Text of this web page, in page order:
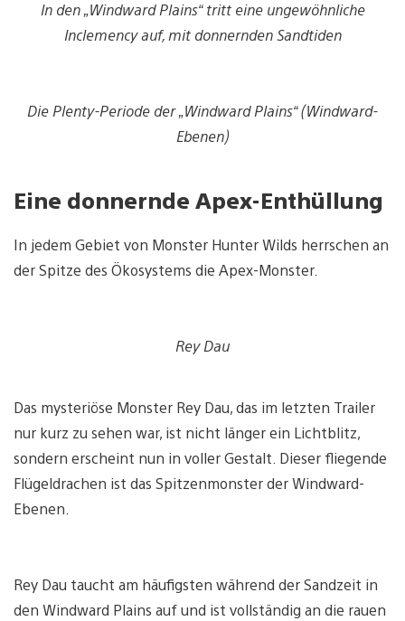
In den „Windward Plains“ tritt eine ungewöhnliche
Inclemency auf, mit donnernden Sandtiden
Die Plenty-Periode der „Windward Plains“ (Windward-
Ebenen)
Eine donnernde Apex-Enthüllung
In jedem Gebiet von Monster Hunter Wilds herrschen an
der Spitze des Ökosystems die Apex-Monster.
Rey Dau
Das mysteriöse Monster Rey Dau, das im letzten Trailer
nur kurz zu sehen war, ist nicht länger ein Lichtblitz,
sondern erscheint nun in voller Gestalt. Dieser fliegende
Flügeldrachen ist das Spitzenmonster der Windward-
Ebenen.
Rey Dau taucht am häufigsten während der Sandzeit in
den Windward Plains auf und ist vollständig an die rauen